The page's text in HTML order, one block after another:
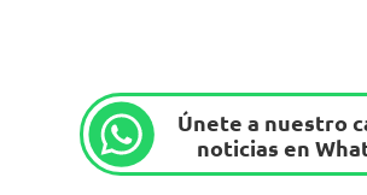
Únete a nuestro
noticias en